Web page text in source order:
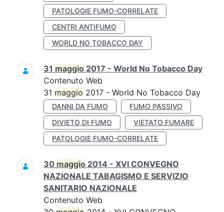
PATOLOGIE FUMO-CORRELATE
CENTRI ANTIFUMO
WORLD NO TOBACCO DAY
31 maggio 2017 - World No Tobacco Day
Contenuto Web
31 maggio 2017 - World No Tobacco Day
DANNI DA FUMO
FUMO PASSIVO
DIVIETO DI FUMO
VIETATO FUMARE
PATOLOGIE FUMO-CORRELATE
30 maggio 2014 - XVI CONVEGNO
NAZIONALE TABAGISMO E SERVIZIO
SANITARIO NAZIONALE
Contenuto Web